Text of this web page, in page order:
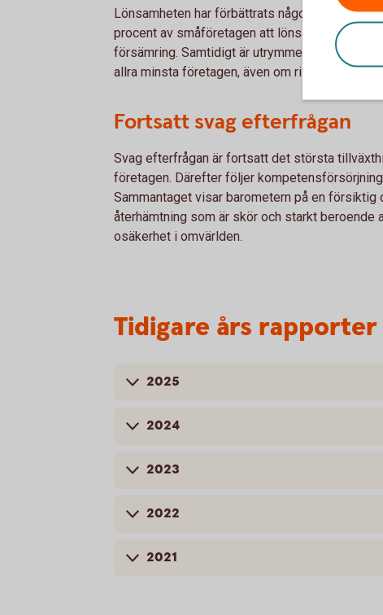
Lönsamheten har förbättrats något jämfört
procent av småföretagen att lönsamheten har
försämring. Samtidigt är utrymmet för
allra minsta företagen, även om risken för
Fortsatt svag efterfrågan
Svag efterfrågan är fortsatt det största
företagen. Därefter följer
Sammantaget visar barometern på en
återhämtning som är skör och starkt beroende
osäkerhet i omvärlden.
Tidigare års rapporter
2025
2024
2023
2022
2021